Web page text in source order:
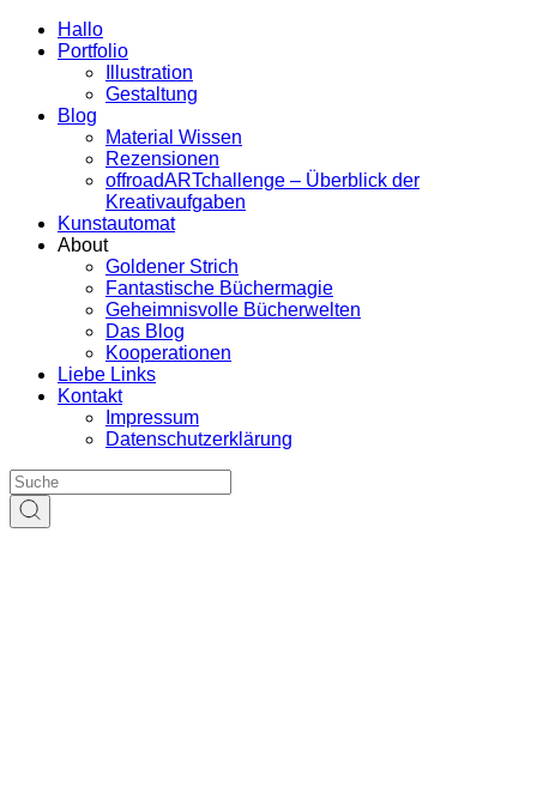
Hallo
Portfolio
Illustration
Gestaltung
Blog
Material Wissen
Rezensionen
offroadARTchallenge – Überblick der
Kreativaufgaben
Kunstautomat
About
Goldener Strich
Fantastische Büchermagie
Geheimnisvolle Bücherwelten
Das Blog
Kooperationen
Liebe Links
Kontakt
Impressum
Datenschutzerklärung